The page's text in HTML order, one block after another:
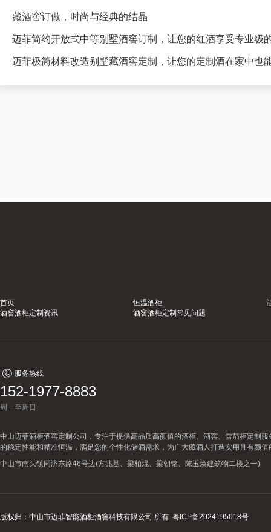
藏酒窖订做，时尚与经典的结晶
迈菲简约开放式中等别墅酒窖订制，让您的红酒享受专业级
迈菲极简材料改造别墅藏酒窖定制，让您的定制酒在家中也
首页 恒温酒柜
酒窖酒柜定制资讯
酒窖酒柜定制常见问题
服务热线
152-1977-8883
周一至周日
中山迈菲酒柜酒窖定制公司，专注于提供高品质高颜值的酒柜、酒窖、雪茄柜定制
的稳定性能和精准恒温，满足您的个性化储酒需求，为广大藏酒人打造实用且有颜值
中山市南头镇同济东路46号边(方兆基、梁柏焜、梁朝铭、陈玉焕建筑物二楼之一)
版权归：中山市迈菲智能酒柜酒窖科技有限公司 所有 粤ICP备2024195018号